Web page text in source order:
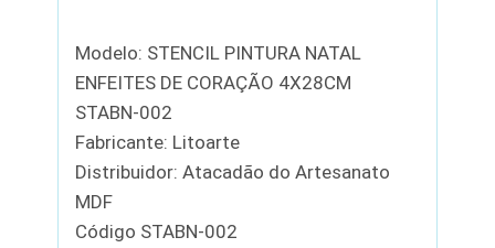
Modelo: STENCIL PINTURA NATAL
ENFEITES DE CORAÇÃO 4X28CM
STABN-002
Fabricante: Litoarte
Distribuidor: Atacadão do Artesanato
MDF
Código STABN-002